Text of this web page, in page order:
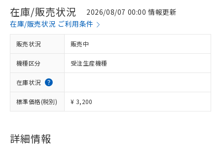
在庫/販売状況
2026/08/07 00:00 情報更新
在庫/販売状況 ご利用条件
販売状況 販売中
機種区分 受注生産機種
在庫状況
標準価格(税別) ¥ 3,200
詳細情報